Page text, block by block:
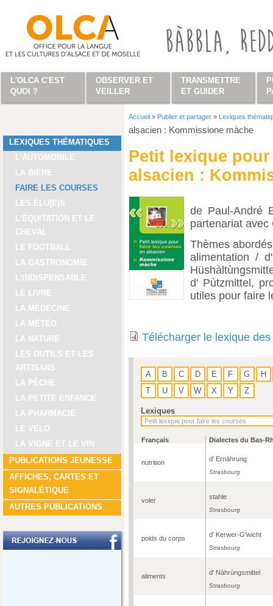
LEXIQUES THÉMATIQUES
L'AUTOMOBILE
LA BIÈRE
FAIRE LES COURSES
LES ÉLU(E)S
L’ÉQUITATION ET LE
CHEVAL
LE FOOTBALL
LA GASTRONOMIE
L'INDISPENSABLE
LE LIVRE
LA MÉDECINE
LA MÉTÉO
LA NATURE
LES OUTILS ET LES
ARTISANS
LA PÊCHE
LA PETITE ENFANCE
LA PHARMACIE
LE VÉLO
LA VIGNE ET LE VIN
PUBLICATIONS JEUNESSE
AFFICHES, CARTES ET
SIGNALÉTIQUE
AUTRES PUBLICATIONS
Vous êtes ici
Accueil » Publier et partager » Lexiques
alsacien : Kommissione màche
Petit lexique
alsacien :
de Paul-André
partenariat avec
Thèmes
alimentation /
d' Pùtzmittel,
utiles pour faire
Télécharger le lexique
A B C D E F G
H
T
U V W X Y Z
Lexiques
Français Dialectes du Bas-
nutrition d' Ernährung
Strasbourg
voler stahle
Strasbourg
poids du corps d' Kerwer-G'wicht
Strasbourg
aliments d' Nàhrùngsmittel
Strasbourg
L'OLCA C'EST
QUOI ?
OBSERVER ET
VEILLER
TRANSMETTRE
ET GUIDER